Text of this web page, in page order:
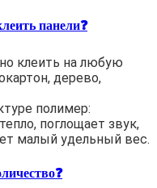
панели❓
клеить на любую
дерево,
полимер:
поглощает звук,
малый удельный вес.